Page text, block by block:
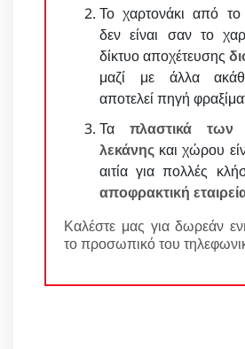
Το χαρτονάκι από το
δεν είναι σαν το
δίκτυο αποχέτευσης
μαζί με άλλα
αποτελεί πηγή
Τα πλαστικά των
λεκάνης και χώρου
αιτία για πολλές
αποφρακτική
Καλέστε μας για δωρεάν
το προσωπικό του